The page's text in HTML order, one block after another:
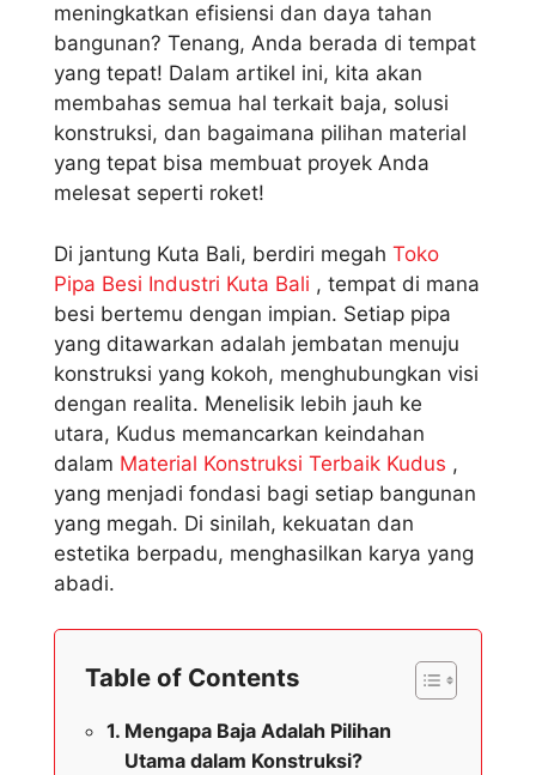
meningkatkan efisiensi dan daya tahan
bangunan? Tenang, Anda berada di tempat
yang tepat! Dalam artikel ini, kita akan
membahas semua hal terkait baja, solusi
konstruksi, dan bagaimana pilihan material
yang tepat bisa membuat proyek Anda
melesat seperti roket!
Di jantung Kuta Bali, berdiri megah Toko
Pipa Besi Industri Kuta Bali , tempat di mana
besi bertemu dengan impian. Setiap pipa
yang ditawarkan adalah jembatan menuju
konstruksi yang kokoh, menghubungkan visi
dengan realita. Menelisik lebih jauh ke
utara, Kudus memancarkan keindahan
dalam Material Konstruksi Terbaik Kudus ,
yang menjadi fondasi bagi setiap bangunan
yang megah. Di sinilah, kekuatan dan
estetika berpadu, menghasilkan karya yang
abadi.
Table of Contents
Mengapa Baja Adalah Pilihan
Utama dalam Konstruksi?